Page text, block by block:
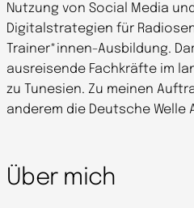
Nutzung von Social Media
Digitalstrategien für
Trainer*innen-Ausbildung.
ausreisende Fachkräfte im
zu Tunesien. Zu meinen
anderem die Deutsche Welle
Über mich